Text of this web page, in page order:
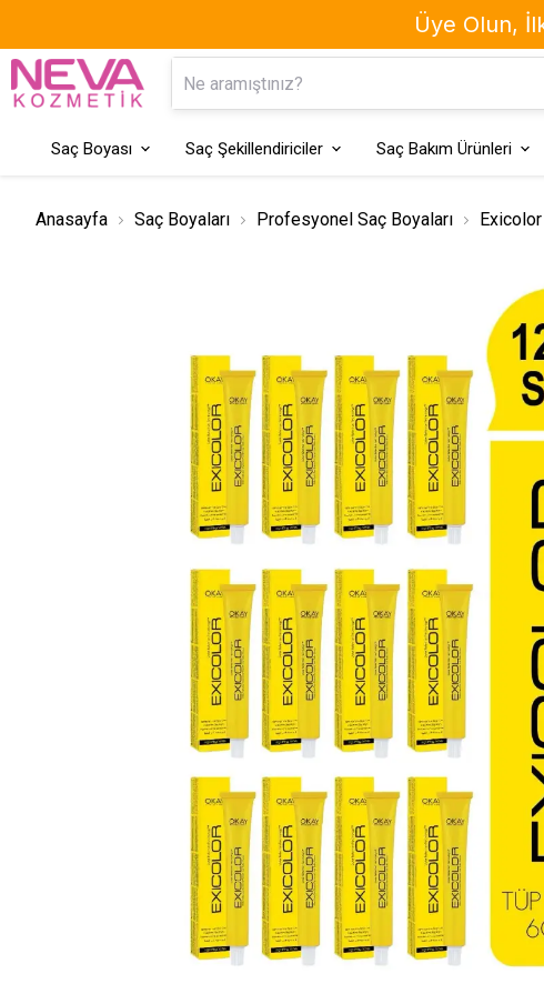
Saç Boyası Saç Şekillendiriciler Saç Bakım Ürünleri
Anasayfa Saç Boyaları Profesyonel Saç Boyaları Exicolor
Üye Olun,